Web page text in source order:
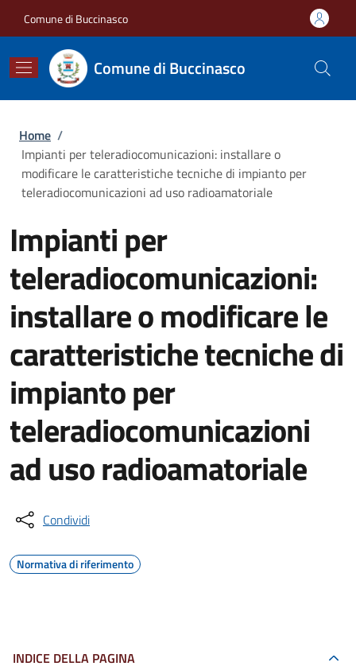
Comune di Buccinasco
Comune di Buccinasco
Briciole di pane
Home /
Impianti per teleradiocomunicazioni: installare o
modificare le caratteristiche tecniche di impianto per
teleradiocomunicazioni ad uso radioamatoriale
Impianti per
teleradiocomunicazioni:
installare o modificare le
caratteristiche tecniche di
impianto per
teleradiocomunicazioni
ad uso radioamatoriale
Condividi
Normativa di riferimento
INDICE DELLA PAGINA